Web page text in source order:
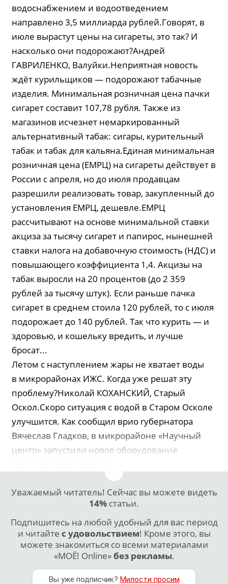
водоснабжением и водоотведением
направлено 3,5 миллиарда рублей.Говорят, в
июле вырастут цены на сигареты, это так? И
насколько они подорожают?Андрей
ГАВРИЛЕНКО, Валуйки.Неприятная новость
ждёт курильщиков — подорожают табачные
изделия. Минимальная розничная цена пачки
сигарет составит 107,78 рубля. Также из
магазинов исчезнет немаркированный
альтернативный табак: сигары, курительный
табак и табак для кальяна.Единая минимальная
розничная цена (ЕМРЦ) на сигареты действует в
России с апреля, но до июля продавцам
разрешили реализовать товар, закупленный до
установления ЕМРЦ, дешевле.ЕМРЦ
рассчитывают на основе минимальной ставки
акциза за тысячу сигарет и папирос, нынешней
ставки налога на добавочную стоимость (НДС) и
повышающего коэффициента 1,4. Акцизы на
табак выросли на 20 процентов (до 2 359
рублей за тысячу штук). Если раньше пачка
сигарет в среднем стоила 120 рублей, то с июля
подорожает до 140 рублей. Так что курить — и
здоровью, и кошельку вредить, и лучше
бросат...
Летом с наступлением жары не хватает воды
в микрорайонах ИЖС. Когда уже решат эту
проблему?Николай КОХАНСКИЙ, Старый
Оскол.Скоро ситуация с водой в Старом Осколе
улучшится. Как сообщил врио губернатора
Вячеслав Гладков, в микрорайоне «Научный
центр» запустили новое оборудование
Уважаемый читатель! Сейчас вы можете видеть
14% статьи.
Подпишитесь на любой удобный для вас период
и читайте с удовольствием! Кроме этого, вы
можете знакомиться со всеми материалами
«МОЁ! Online»без рекламы.
Вы уже подписчик? Милости просим